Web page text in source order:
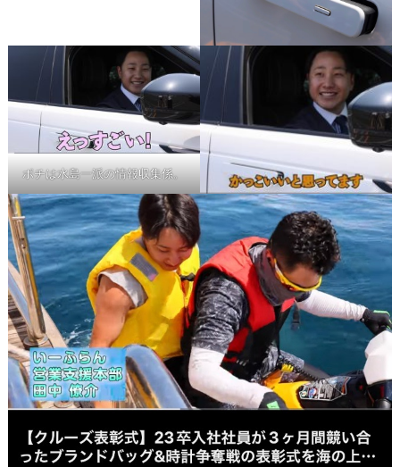
ポチは水島一派の情報収集係。